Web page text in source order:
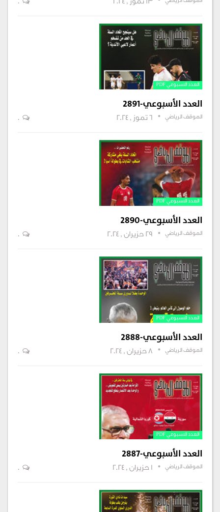
13 تموز , 2024 0
العدد الاسبوعي PDF
العدد الأسبوعي-2891
الموقف الرياضي 0
العدد الاسبوعي PDF
العدد الأسبوعي-2890
الموقف الرياضي 29 حزيران , 2024 0
العدد الاسبوعي PDF
العدد الأسبوعي-2888
الموقف الرياضي 0
العدد الاسبوعي PDF
العدد الأسبوعي-2887
الموقف الرياضي 0